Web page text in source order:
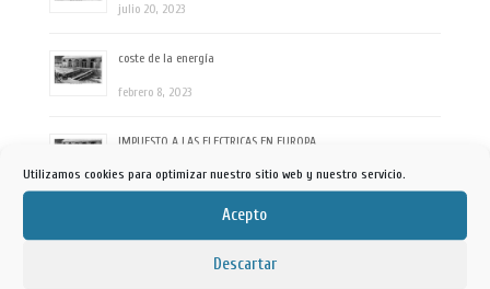
Utilizamos cookies para optimizar nuestro sitio web y nuestro servicio.
Acepto
Descartar
julio 20, 2023
coste de la energía
febrero 8, 2023
IMPUESTO A LAS ELECTRICAS EN EUROPA
julio 26, 2022